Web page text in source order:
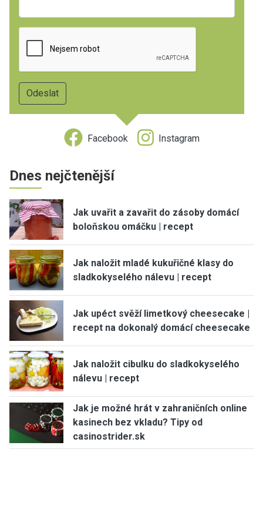
Facebook Instagram
Dnes nejčtenější
Jak uvařit a zavařit do zásoby domácí
boloňskou omáčku | recept
Jak naložit mladé kukuřičné klasy do
sladkokyselého nálevu | recept
Jak upéct svěží limetkový cheesecake |
recept na dokonalý domácí cheesecake
Jak naložit cibulku do sladkokyselého
nálevu | recept
Jak je možné hrát v zahraničních online
kasinech bez vkladu? Tipy od
casinostrider.sk